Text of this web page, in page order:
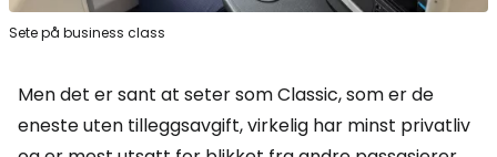
Sete på business class
Men det er sant at seter somClassic, som er de
eneste uten tilleggsavgift, virkelig har minst privatliv